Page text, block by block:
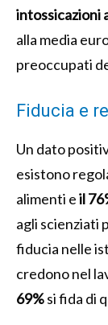
intossicazioni
alla media
preoccupati
Fiducia e
Un dato
esistono
alimenti eil
agli scienziati
fiducia nelle
credono nel
69%si fida di